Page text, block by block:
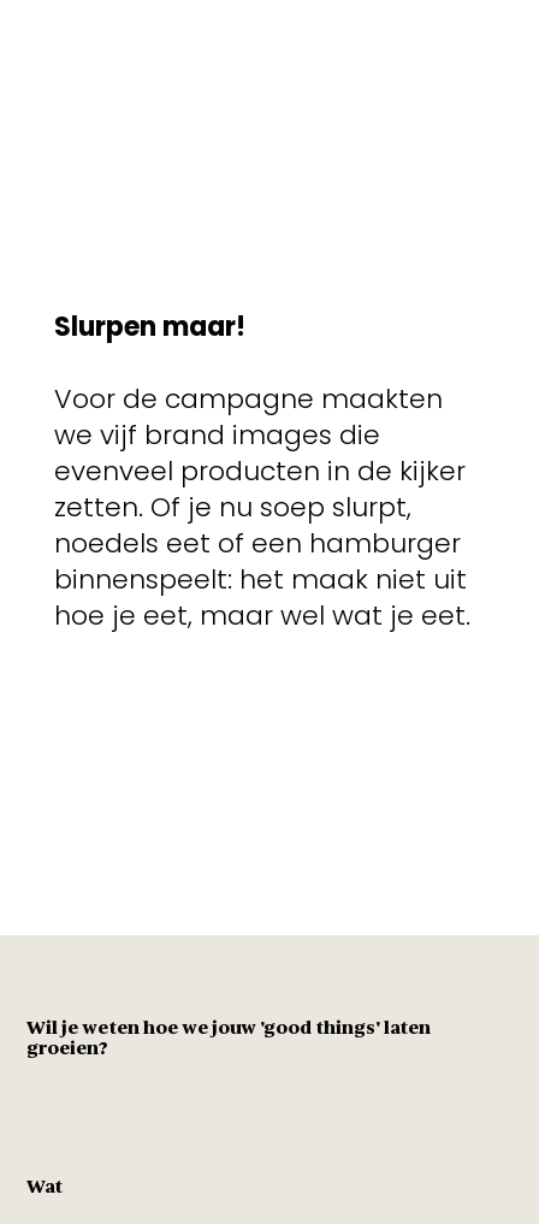
Slurpen maar!
Voor de campagne maakten
we vijf brand images die
evenveel producten in de kijker
zetten. Of je nu soep slurpt,
noedels eet of een hamburger
binnenspeelt: het maak niet uit
hoe je eet, maar wel wat je eet.
Wil je weten hoe we jouw 'good things' laten
groeien?
Wat